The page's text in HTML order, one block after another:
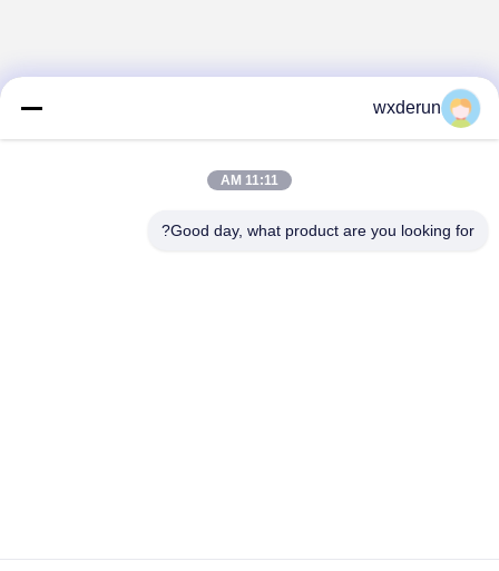
wxderun
11:11 AM
Good day, what product are you looking for?